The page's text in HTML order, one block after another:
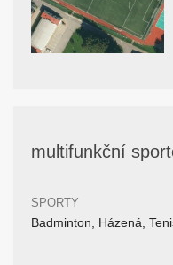
multifunkční
SPORTY
Badminton, Házená,